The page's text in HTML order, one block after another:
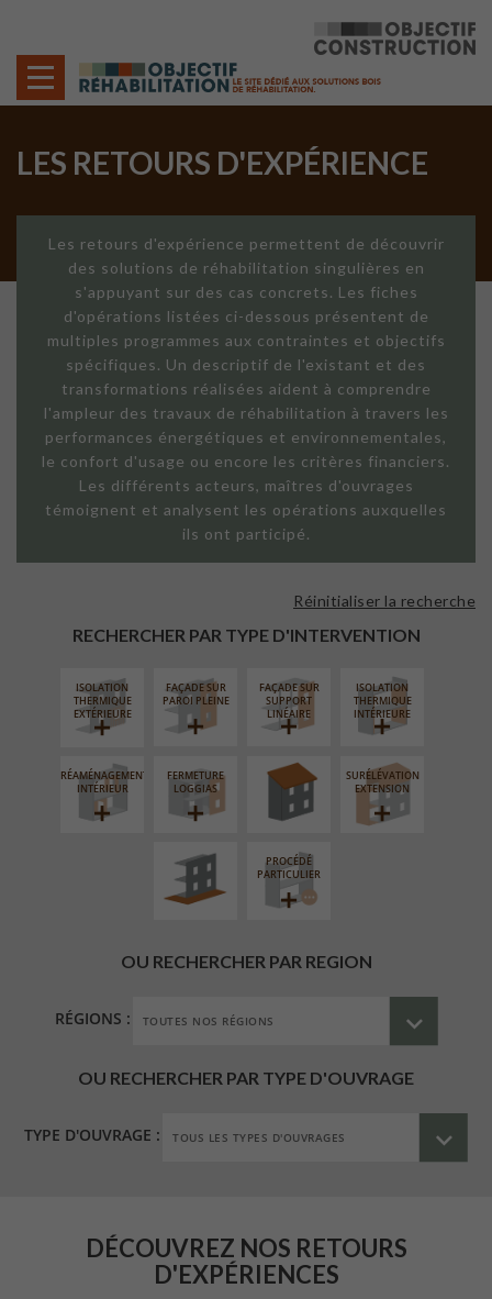
LES RETOURS D'EXPÉRIENCE
Les retours d'expérience permettent de découvrir
des solutions de réhabilitation singulières en
s'appuyant sur des cas concrets. Les fiches
d'opérations listées ci-dessous présentent de
multiples programmes aux contraintes et objectifs
spécifiques. Un descriptif de l'existant et des
transformations réalisées aident à comprendre
l'ampleur des travaux de réhabilitation à travers les
performances énergétiques et environnementales,
le confort d'usage ou encore les critères financiers.
Les différents acteurs, maîtres d'ouvrages
témoignent et analysent les opérations auxquelles
ils ont participé.
RECHERCHER PAR TYPE D'INTERVENTION
Réinitialiser la recherche
ISOLATION
THERMIQUE
EXTÉRIEURE
FAÇADE SUR
PAROI PLEINE
FAÇADE SUR
SUPPORT
LINÉAIRE
ISOLATION
THERMIQUE
INTÉRIEURE
RÉAMÉNAGEMENT
INTÉRIEUR
FERMETURE
LOGGIAS
RÉFECTION DES
TOITURES
SURÉLÉVATION
EXTENSION
AMÉNAGEMENT
EXTÉRIEUR
PROCÉDÉ
PARTICULIER
OU RECHERCHER PAR REGION
RÉGIONS :
OU RECHERCHER PAR TYPE D'OUVRAGE
TYPE D'OUVRAGE :
DÉCOUVREZ NOS RETOURS
D'EXPÉRIENCES